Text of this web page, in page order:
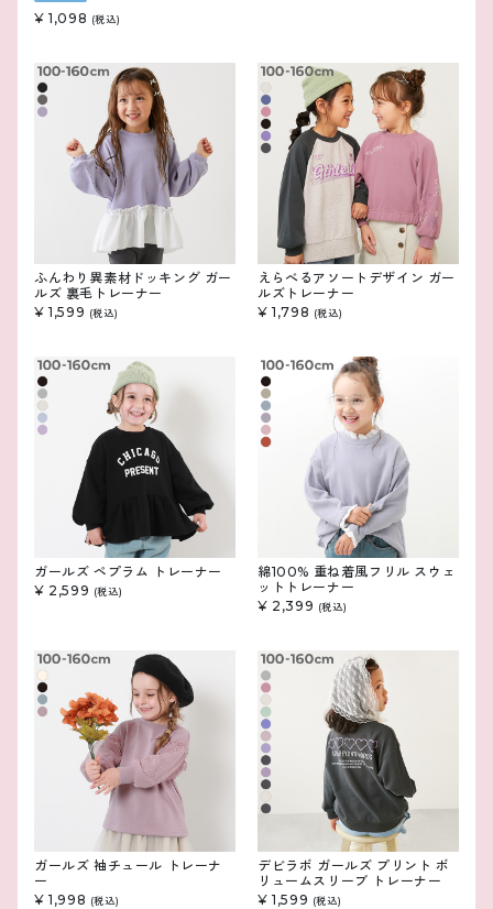
¥ 1,098 (税込)
ふんわり異素材ドッキング ガー
ルズ 裏毛トレーナー
¥ 1,599 (税込)
えらべるアソートデザイン ガー
ルズトレーナー
¥ 1,798 (税込)
ガールズ ペプラム トレーナー
¥ 2,599 (税込)
綿100% 重ね着風フリル スウェ
ットトレーナー
¥ 2,399 (税込)
ガールズ 袖チュール トレーナ
ー
¥ 1,998 (税込)
デビラボ ガールズ プリント ボ
リュームスリーブ トレーナー
¥ 1,599 (税込)